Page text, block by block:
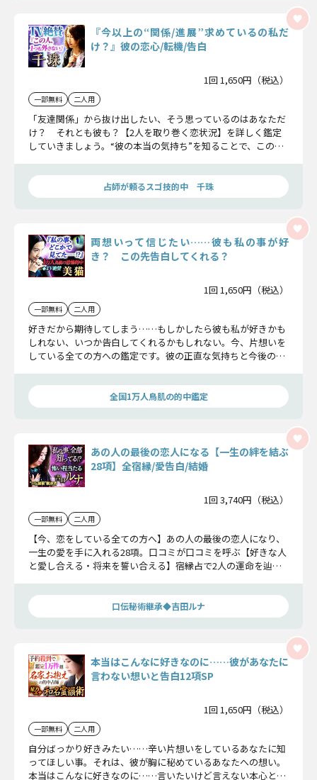
『今以上の“関係/進展”求めているの私だ
け？』彼の恋心/転機/告白
1回 1,650円（税込）
一部無料 二人用
「友達関係」から抜け出したい、そう思っているのはあなただ
け？ それとも彼も？【2人を取り巻く恋状況】を詳しく鑑定
していきましょう。“彼の本当の気持ち”を知ることで、この恋
占師が頼るスゴ技的中 千珠
両想いって信じたい……彼も私の事が好
き？ この先告白してくれる？
1回 1,650円（税込）
一部無料 二人用
好きだから期待してしまう……もしかしたら彼も私が好きかも
しれない、いつか告白してくれるかもしれない。今、片想いを
している全ての方への鑑定です。彼の正直な気持ちと今後の進
全国1万人鳥肌の的中鑑定
あの人の最後の恋人になる【一生の絆を結ぶ
28項】全宿縁/愛告白/結婚
1回 3,740円（税込）
一部無料 二人用
【今、恋をしている全ての方へ】あの人の最後の恋人になり、
一生の愛を手に入れる28項。口コミが口コミを呼ぶ【好きな人
と愛し合える・将来を誓い合える】宿縁占で2人の運命を辿り
口伝秘術継承◆吉田ルナ
本当はこんなに好きなのに……彼があなたに
言わない想いと告白12項SP
1回 1,650円（税込）
一部無料 二人用
自分ばっかり好きみたい……辛い片想いをしているあなたに知
ってほしい事。それは、彼が胸に秘めているあなたへの想い。
本当はこんなに好きなのに……言いたいけど言えない本心と、